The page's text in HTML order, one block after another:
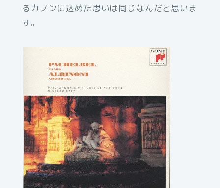
るカノンに込めた思いは同じなんだと思いま
す。